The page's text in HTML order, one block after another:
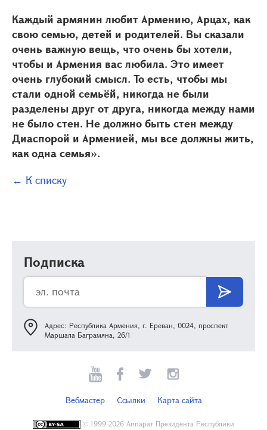
Каждый армянин любит Армению, Арцах, как
свою семью, детей и родителей. Вы сказали
очень важную вещь, что очень бы хотели,
чтобы и Армения вас любила. Это имеет
очень глубокий смысл. То есть, чтобы мы
стали одной семьёй, никогда не были
разделены друг от друга, никогда между нами
не было стен. Не должно быть стен между
Диаспорой и Арменией, мы все должны жить,
как одна семья».
← К списку
Подписка
Адрес: Республика Армения, г. Ереван, 0024, проспект
Маршала Баграмяна, 26/1
Вебмастер Ссылки Карта сайта
© 1999-2026 Аппарат Президента Республики